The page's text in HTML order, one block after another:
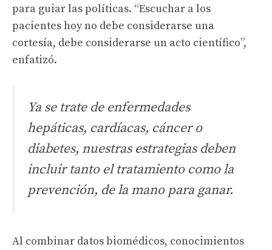
para guiar las políticas. “Escuchar a los
pacientes hoy no debe considerarse una
cortesía, debe considerarse un acto científico”,
enfatizó.
Ya se trate de enfermedades
hepáticas, cardíacas, cáncer o
diabetes, nuestras estrategias deben
incluir tanto el tratamiento como la
prevención, de la mano para ganar.
Al combinar datos biomédicos, conocimientos